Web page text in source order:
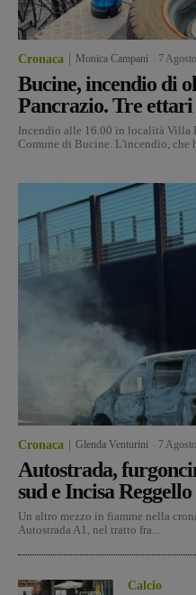
Cronaca Monica Campani 7
Bucine, incendio di
Pancrazio. Tre
Incendio alle 16.00 in località Villa
Comune di Bucine. L'incendio, che
Cronaca Glenda Venturini 7
Autostrada,
sud e Incisa Reggello
Un altro mezzo in fiamme nella
Autostrada A1, nel tratto fra...
Calcio